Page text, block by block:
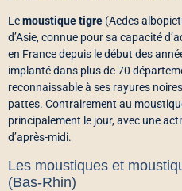
Lemoustique tigre (Aedes
d’Asie, connue pour sa capacité
en France depuis le début des
implanté dans plus de 70
reconnaissable à ses rayures
pattes. Contrairement au
principalement le jour, avec une
d’après-midi.
Les moustiques et
(Bas‑Rhin)